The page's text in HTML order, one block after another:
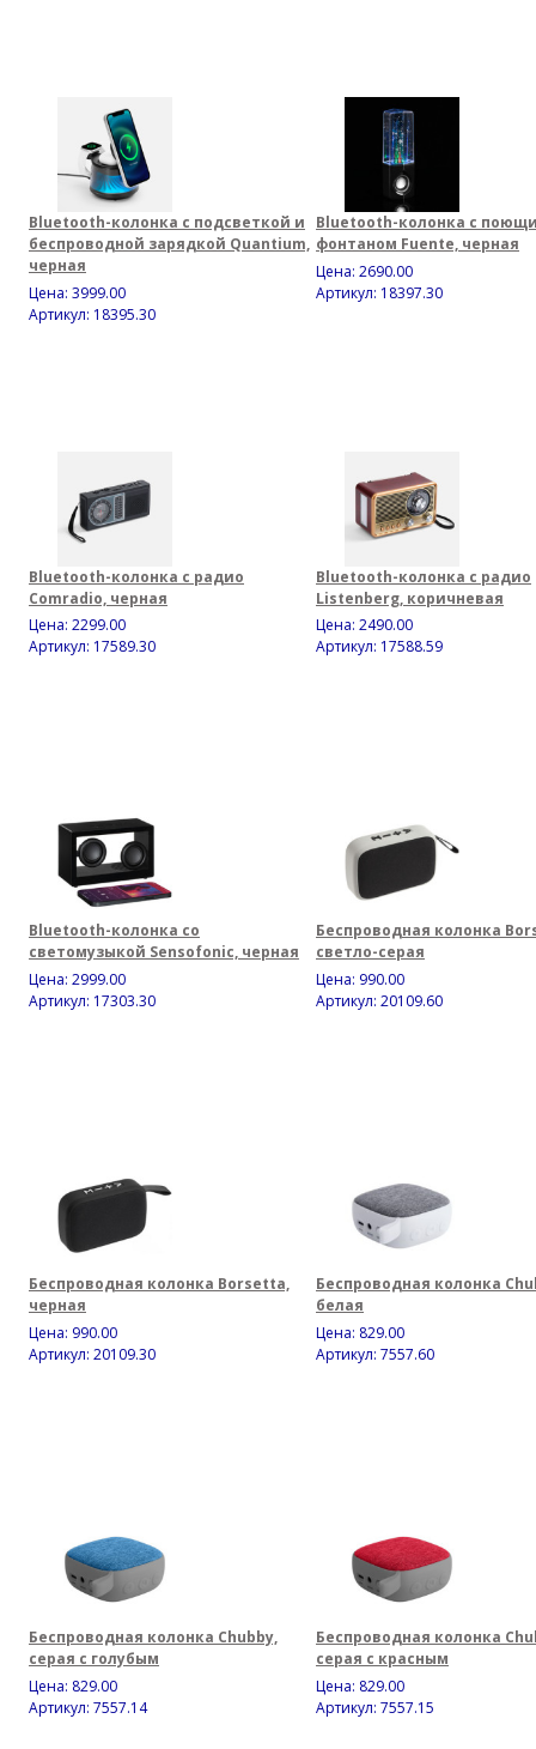
Bluetooth-колонка с подсветкой и
беспроводной зарядкой Quantium,
черная
Цена: 3999.00
Артикул: 18395.30
Bluetooth-колонка с
фонтаном Fuente, черная
Цена: 2690.00
Артикул: 18397.30
Bluetooth-колонка с радио
Comradio, черная
Цена: 2299.00
Артикул: 17589.30
Bluetooth-колонка с радио
Listenberg, коричневая
Цена: 2490.00
Артикул: 17588.59
Bluetooth-колонка со
светомузыкой Sensofonic, черная
Цена: 2999.00
Артикул: 17303.30
Беспроводная колонка
светло-серая
Цена: 990.00
Артикул: 20109.60
Беспроводная колонка Borsetta,
черная
Цена: 990.00
Артикул: 20109.30
Беспроводная колонка
белая
Цена: 829.00
Артикул: 7557.60
Беспроводная колонка Chubby,
серая с голубым
Цена: 829.00
Артикул: 7557.14
Беспроводная колонка
серая с красным
Цена: 829.00
Артикул: 7557.15